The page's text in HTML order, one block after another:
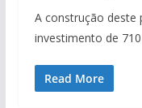
A construção deste
investimento de
Read More